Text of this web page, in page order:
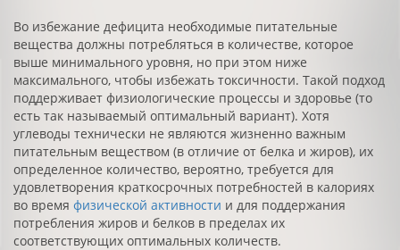
Во избежание дефицита необходимые питательные
вещества должны потребляться в количестве, которое
выше минимального уровня, но при этом ниже
максимального, чтобы избежать токсичности. Такой подход
поддерживает физиологические процессы и здоровье (то
есть так называемый оптимальный вариант). Хотя
углеводы технически не являются жизненно важным
питательным веществом (в отличие от белка и жиров), их
определенное количество, вероятно, требуется для
удовлетворения краткосрочных потребностей в калориях
во время физической активности и для поддержания
потребления жиров и белков в пределах их
соответствующих оптимальных количеств.